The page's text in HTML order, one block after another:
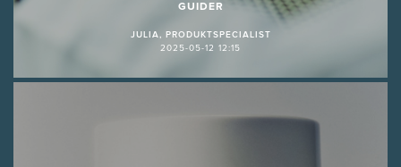
GUIDER
JULIA, PRODUKTSPECIALIST
2025-05-12 12:15